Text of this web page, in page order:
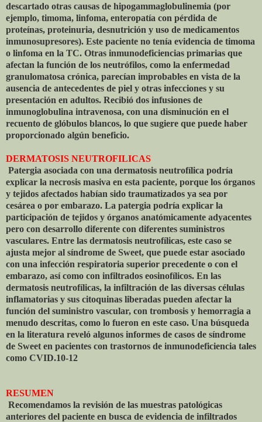
descartado otras causas de hipogammaglobulinemia (por
ejemplo, timoma, linfoma, enteropatía con pérdida de
proteínas, proteinuria, desnutrición y uso de medicamentos
inmunosupresores). Este paciente no tenía evidencia de timoma
o linfoma en la TC. Otras inmunodeficiencias primarias que
afectan la función de los neutrófilos, como la enfermedad
granulomatosa crónica, parecían improbables en vista de la
ausencia de antecedentes de piel y otras infecciones y su
presentación en adultos. Recibió dos infusiones de
inmunoglobulina intravenosa, con una disminución en el
recuento de glóbulos blancos, lo que sugiere que puede haber
proporcionado algún beneficio.
DERMATOSIS NEUTROFILICAS
Patergia asociada con una dermatosis neutrofílica podría
explicar la necrosis masiva en esta paciente, porque los órganos
y tejidos afectados habían sido traumatizados ya sea por
cesárea o por embarazo. La patergia podría explicar la
participación de tejidos y órganos anatómicamente adyacentes
pero con desarrollo diferente con diferentes suministros
vasculares. Entre las dermatosis neutrofílicas, este caso se
ajusta mejor al síndrome de Sweet, que puede estar asociado
con una infección respiratoria superior precedente o con el
embarazo, así como con infiltrados eosinofílicos. En las
dermatosis neutrofílicas, la infiltración de las diversas células
inflamatorias y sus citoquinas liberadas pueden afectar la
función del suministro vascular, con trombosis y hemorragia a
menudo descritas, como lo fueron en este caso. Una búsqueda
en la literatura reveló algunos informes de casos de síndrome
de Sweet en pacientes con trastornos de inmunodeficiencia tales
como CVID.10-12
RESUMEN
Recomendamos la revisión de las muestras patológicas
anteriores del paciente en busca de evidencia de infiltrados